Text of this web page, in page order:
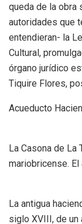
queda de la obra
autoridades que
entendieran- la
Cultural,
órgano jurídico
Tiquire Flores,
Acueducto
La Casona de La
mariobricense. El
La antigua
siglo XVIII, de un